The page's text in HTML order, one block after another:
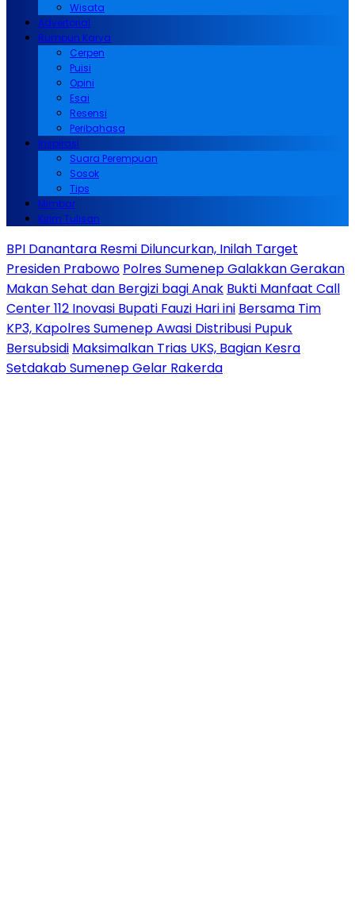
Wisata
Advertorial
Rumpun Karya
Cerpen
Puisi
Opini
Esai
Resensi
Peribahasa
Inspirasi
Suara Perempuan
Sosok
Tips
Mimbar
Kirim Tulisan
BPI Danantara Resmi Diluncurkan, Inilah Target
Presiden Prabowo Polres Sumenep Galakkan Gerakan
Makan Sehat dan Bergizi bagi Anak Bukti Manfaat Call
Center 112 Inovasi Bupati Fauzi Hari ini Bersama Tim
KP3, Kapolres Sumenep Awasi Distribusi Pupuk
Bersubsidi Maksimalkan Trias UKS, Bagian Kesra
Setdakab Sumenep Gelar Rakerda